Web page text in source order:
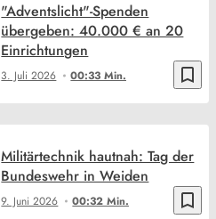
bookmark_border
3. Juli 2026 00:33 Min.
"Adventslicht"-Spenden
übergeben: 40.000 € an 20
Einrichtungen
bookmark_border
9. Juni 2026 00:32 Min.
Militärtechnik hautnah: Tag der
Bundeswehr in Weiden